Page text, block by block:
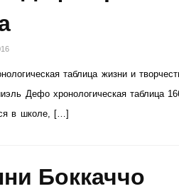
таблица жизни и
Дефо хронологическая таблица
в школе, […]
Боккаччо